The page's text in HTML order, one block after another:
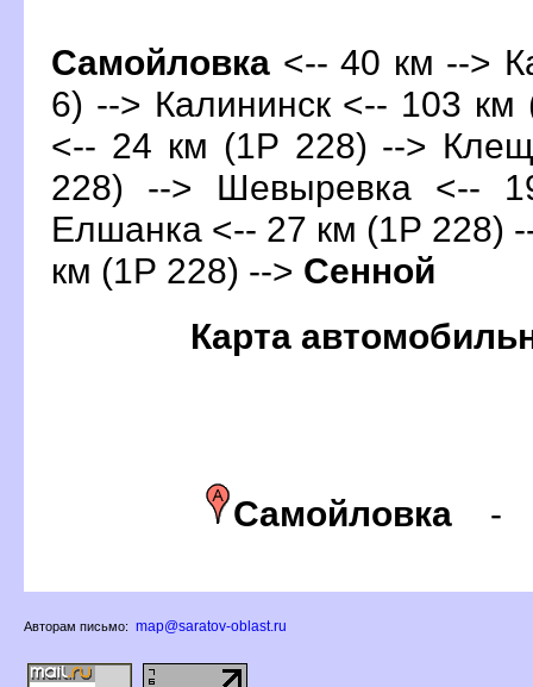
Самойловка <-- 40 км -->
6) --> Калининск <-- 103
<-- 24 км (1Р 228) -->
228) --> Шевыревка <--
Елшанка <-- 27 км (1Р 228)
км (1Р 228) --> Сенной
Карта
Самойловка
Авторам письмо: map@saratov-oblast.ru